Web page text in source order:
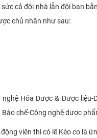
cả đội nhà lẫn đội bạn
chủ nhân như sau:
nghệ Hóa Dược & Dược liệu-
chế-Công nghệ dược
viên thì có lẽ Kéo co là